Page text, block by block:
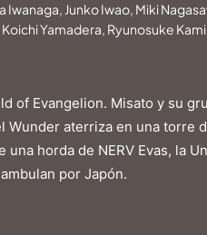
Iwanaga, Junko Iwao, Miki
Yamadera, Ryunosuke
of Evangelion. Misato y su
Wunder aterriza en una torre
horda de NERV Evas, la
por Japón.